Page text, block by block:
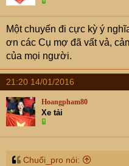
Một chuyến đi cực kỳ ý
ơn các Cụ mợ đã vất vả,
của mọi người.
21:20 14/01/2016
Hoangpham80
Xe tải
Chuối_pro nói: